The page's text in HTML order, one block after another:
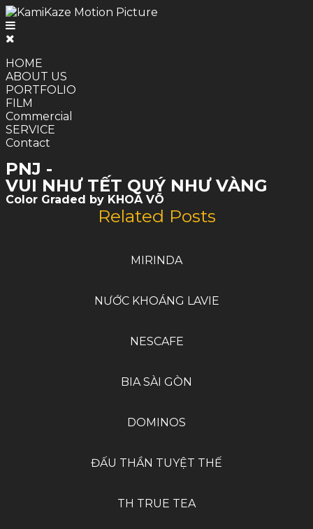
HOME
ABOUT US
PORTFOLIO
FILM
Commercial
SERVICE
Contact
PNJ -
VUI NHƯ TẾT QUÝ NHƯ VÀNG
Color Graded by KHOA VÕ
Related Posts
MIRINDA
NƯỚC KHOÁNG LAVIE
NESCAFE
BIA SÀI GÒN
DOMINOS
ĐẤU THẦN TUYỆT THẾ
TH TRUE TEA